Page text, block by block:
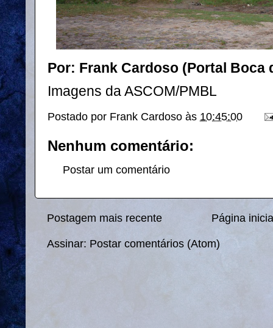
Por: Frank Cardoso (Portal Boca
Imagens da ASCOM/PMBL
Postado por Frank Cardoso às 10:45:00
Nenhum comentário:
Postar um comentário
Postagem mais recente Página
Assinar: Postar comentários (Atom)